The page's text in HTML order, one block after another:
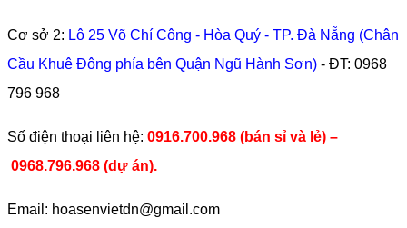
Cơ sở 2: Lô 25 Võ Chí Công - Hòa Quý - TP. Đà Nẵng (Chân
Cầu Khuê Đông phía bên Quận Ngũ Hành Sơn) - ĐT: 0968
796 968
​Số điện thoại liên hệ: 0916.700.968 (bán sỉ và lẻ) –
0968.796.968 (dự án).
Email: hoasenvietdn@gmail.com